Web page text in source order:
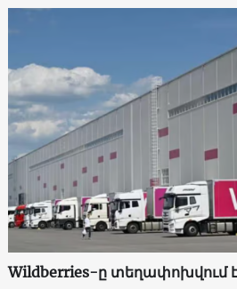
Wildberries-ը